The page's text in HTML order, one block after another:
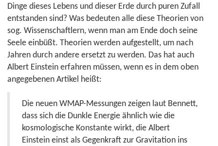
Dinge dieses Lebens und dieser Erde durch puren Zufall
entstanden sind? Was bedeuten alle diese Theorien von
sog. Wissenschaftlern, wenn man am Ende doch seine
Seele einbüßt. Theorien werden aufgestellt, um nach
Jahren durch andere ersetzt zu werden. Das hat auch
Albert Einstein erfahren müssen, wenn es in dem oben
angegebenen Artikel heißt:
Die neuen WMAP-Messungen zeigen laut Bennett,
dass sich die Dunkle Energie ähnlich wie die
kosmologische Konstante wirkt, die Albert
Einstein einst als Gegenkraft zur Gravitation ins